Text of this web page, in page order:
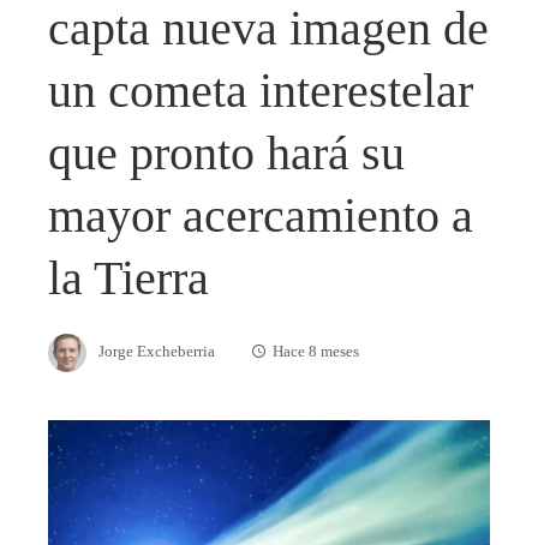
capta nueva imagen de
un cometa interestelar
que pronto hará su
mayor acercamiento a
la Tierra
Jorge Excheberria Hace 8 meses